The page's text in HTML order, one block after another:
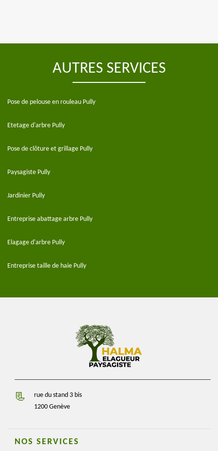
AUTRES SERVICES
Pose de pelouse en rouleau Pully
Etetage d'arbre Pully
Pose de clôture et grillage Pully
Paysagiste Pully
Jardinier Pully
Entreprise abattage arbre Pully
Elagage d'arbre Pully
Entreprise taille de haie Pully
rue du stand 3 bis
1200 Genève
NOS SERVICES